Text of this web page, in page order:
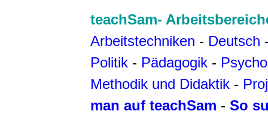
teachSam-
Arbeitstechniken - Deutsch
Politik - Pädagogik -
Methodik und Didaktik -
man auf teachSam - So